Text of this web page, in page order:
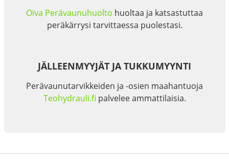
Oiva Perävaunuhuolto huoltaa ja katsastuttaa
peräkärrysi tarvittaessa puolestasi.
JÄLLEENMYYJÄT JA TUKKUMYYNTI
Perävaunutarvikkeiden ja -osien maahantuoja
Teohydrauli.fi palvelee ammattilaisia.